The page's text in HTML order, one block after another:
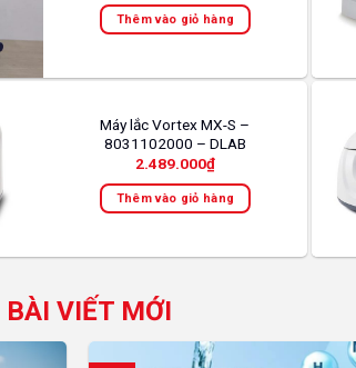
Thêm vào giỏ hàng
Máy lắc Vortex MX-S –
8031102000 – DLAB
2.489.000₫
Thêm vào giỏ hàng
BÀI VIẾT MỚI